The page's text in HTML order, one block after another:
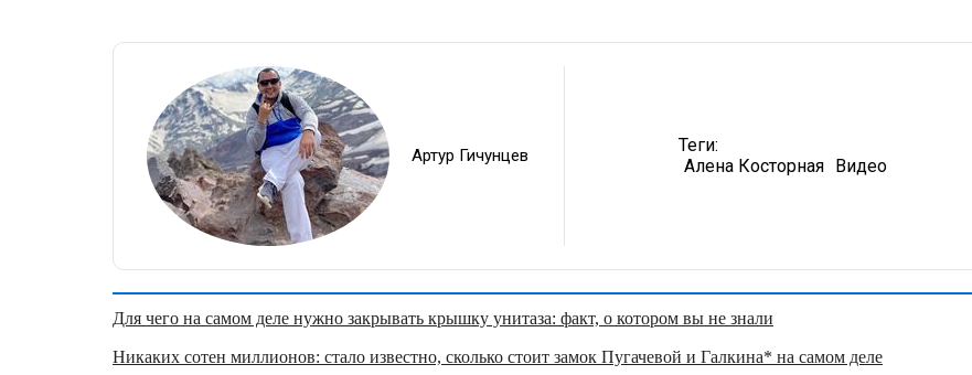
Артур Гичунцев
Теги:
Алена Косторная
Видео
Для чего на самом деле нужно закрывать крышку унитаза: факт, о котором вы не знали
Никаких сотен миллионов: стало известно, сколько стоит замок Пугачевой и Галкина* на самом деле